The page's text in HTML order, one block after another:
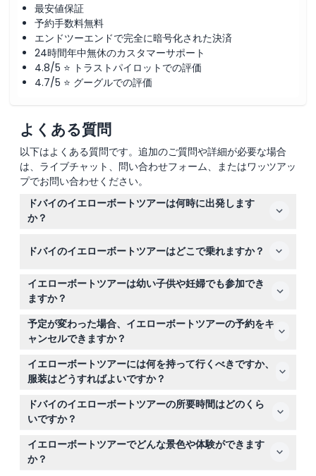
最安値保証
予約手数料無料
エンドツーエンドで完全に暗号化された決済
24時間年中無休のカスタマーサポート
4.8/5 ⭐ トラストパイロットでの評価
4.7/5 ⭐ グーグルでの評価
よくある質問
以下はよくある質問です。追加のご質問や詳細が必要な場合
は、ライブチャット、問い合わせフォーム、またはワッツアッ
プでお問い合わせください。
ドバイのイエローボートツアーは何時に出発します
か？
数の出発時間がありますが、正確な時間は変動する場合が
確認いただけます。
ドバイのイエローボートツアーはどこで乗れますか？
すべてのツアーはドバイマリーナウォークから出発し、ス
ピニーズスーパーマーケットの向かい側で、リーム・ア
ル・バワディ・レストランの隣にあります。
イエローボートツアーは幼い子供や妊婦でも参加でき
ますか？
安全上の理由から、5歳未満または体重15キログラム未満
の子供はボートに乗れません。また、妊婦の方もご乗船い
ただけません。
予定が変わった場合、イエローボートツアーの予約をキ
ャンセルできますか？
はい、ツアー開始の24時間前までであれば、元の支払い
方法に返金されます。24時間未満のキャンセル、遅刻、
無断キャンセルは全額料金がかかります（転送手数料が適
用されます）。
イエローボートツアーには何を持って行くべきですか、
服装はどうすればよいですか？
ボート乗船に適した快適な服装を着用し、日焼け止めとサ
ングラスをお忘れなく。安全装置は船上で提供され、無料
の飲み物も含まれています。
ドバイのイエローボートツアーの所要時間はどのくら
いですか？
ツアーの選択肢は、45分のアトランティスブラストツア
ーから、バージュ・アル・アラブやパーム・ジュメイラな
どの名所を巡る99分のプレミアムツアーまであります。
イエローボートツアーでどんな景色や体験ができます
か？